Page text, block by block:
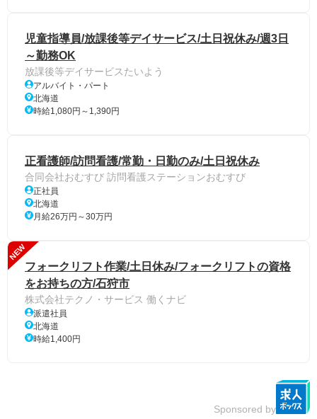
児童指導員/放課後等デイサービス/土日祝休み/週3日
～勤務OK
放課後等デイサービスたいよう
アルバイト・パート
北海道
時給1,080円～1,390円
正看護師/訪問看護/常勤・日勤のみ/土日祝休み
合同会社おむすび 訪問看護ステーションおむすび
正社員
北海道
月給26万円～30万円
NEW
フォークリフト作業/土日休み/フォークリフトの資格
をお持ちの方/石狩市
株式会社テクノ・サービス 働くナビ
派遣社員
北海道
時給1,400円
Sponsored by